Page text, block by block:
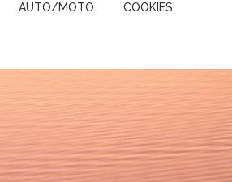
AUTO/MOTO COOKIES